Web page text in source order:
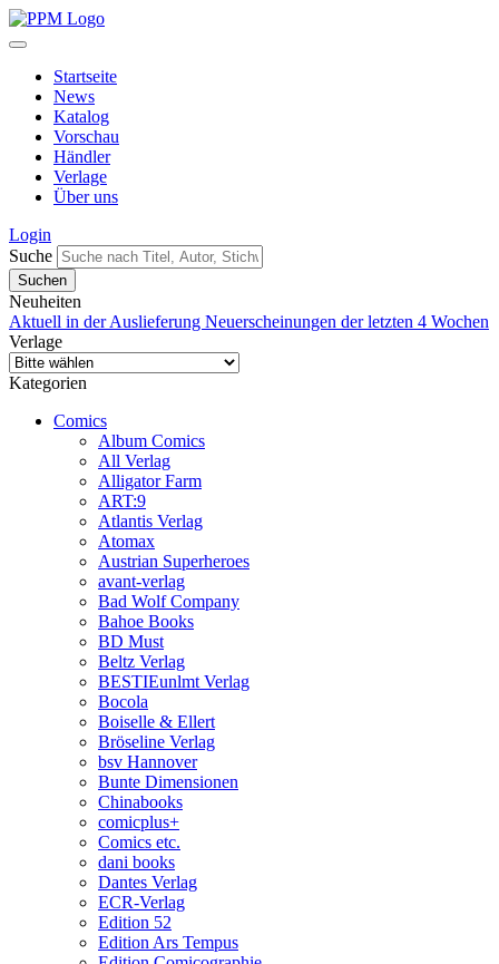
Startseite
News
Katalog
Vorschau
Händler
Verlage
Über uns
Login
Suche
Neuheiten
Aktuell in der Auslieferung Neuerscheinungen der letzten 4 Wochen
Verlage
Kategorien
Comics
Album Comics
All Verlag
Alligator Farm
ART:9
Atlantis Verlag
Atomax
Austrian Superheroes
avant-verlag
Bad Wolf Company
Bahoe Books
BD Must
Beltz Verlag
BESTIEunlmt Verlag
Bocola
Boiselle & Ellert
Bröseline Verlag
bsv Hannover
Bunte Dimensionen
Chinabooks
comicplus+
Comics etc.
dani books
Dantes Verlag
ECR-Verlag
Edition 52
Edition Ars Tempus